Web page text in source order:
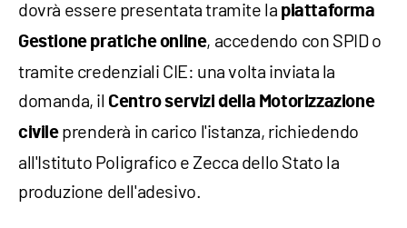
dovrà essere presentata tramite la piattaforma
Gestione pratiche online, accedendo con SPID o
tramite credenziali CIE: una volta inviata la
domanda, il Centro servizi della Motorizzazione
civileprenderà in carico l'istanza, richiedendo
all'Istituto Poligrafico e Zecca dello Stato la
produzione dell'adesivo.